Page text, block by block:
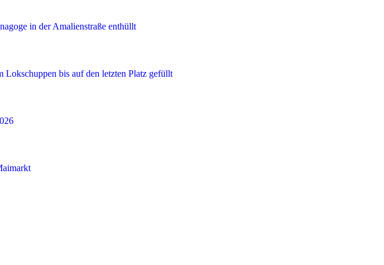
in der Amalienstraße enthüllt
Lokschuppen bis auf den letzten Platz gefüllt